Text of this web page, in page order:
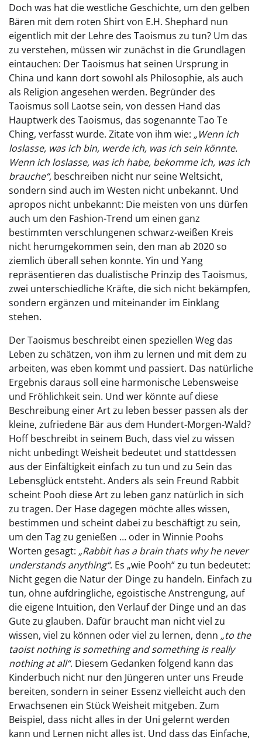
Doch was hat die westliche Geschichte, um den gelben
Bären mit dem roten Shirt von E.H. Shephard nun
eigentlich mit der Lehre des Taoismus zu tun? Um das
zu verstehen, müssen wir zunächst in die Grundlagen
eintauchen: Der Taoismus hat seinen Ursprung in
China und kann dort sowohl als Philosophie, als auch
als Religion angesehen werden. Begründer des
Taoismus soll Laotse sein, von dessen Hand das
Hauptwerk des Taoismus, das sogenannte Tao Te
Ching, verfasst wurde. Zitate von ihm wie: „Wenn ich
loslasse, was ich bin, werde ich, was ich sein könnte.
Wenn ich loslasse, was ich habe, bekomme ich, was ich
brauche“, beschreiben nicht nur seine Weltsicht,
sondern sind auch im Westen nicht unbekannt. Und
apropos nicht unbekannt: Die meisten von uns dürfen
auch um den Fashion-Trend um einen ganz
bestimmten verschlungenen schwarz-weißen Kreis
nicht herumgekommen sein, den man ab 2020 so
ziemlich überall sehen konnte. Yin und Yang
repräsentieren das dualistische Prinzip des Taoismus,
zwei unterschiedliche Kräfte, die sich nicht bekämpfen,
sondern ergänzen und miteinander im Einklang
stehen.
Der Taoismus beschreibt einen speziellen Weg das
Leben zu schätzen, von ihm zu lernen und mit dem zu
arbeiten, was eben kommt und passiert. Das natürliche
Ergebnis daraus soll eine harmonische Lebensweise
und Fröhlichkeit sein. Und wer könnte auf diese
Beschreibung einer Art zu leben besser passen als der
kleine, zufriedene Bär aus dem Hundert-Morgen-Wald?
Hoff beschreibt in seinem Buch, dass viel zu wissen
nicht unbedingt Weisheit bedeutet und stattdessen
aus der Einfältigkeit einfach zu tun und zu Sein das
Lebensglück entsteht. Anders als sein Freund Rabbit
scheint Pooh diese Art zu leben ganz natürlich in sich
zu tragen. Der Hase dagegen möchte alles wissen,
bestimmen und scheint dabei zu beschäftigt zu sein,
um den Tag zu genießen … oder in Winnie Poohs
Worten gesagt: „Rabbit has a brain thats why he never
understands anything“. Es „wie Pooh“ zu tun bedeutet:
Nicht gegen die Natur der Dinge zu handeln. Einfach zu
tun, ohne aufdringliche, egoistische Anstrengung, auf
die eigene Intuition, den Verlauf der Dinge und an das
Gute zu glauben. Dafür braucht man nicht viel zu
wissen, viel zu können oder viel zu lernen, denn „to the
taoist nothing is something and something is really
nothing at all“. Diesem Gedanken folgend kann das
Kinderbuch nicht nur den Jüngeren unter uns Freude
bereiten, sondern in seiner Essenz vielleicht auch den
Erwachsenen ein Stück Weisheit mitgeben. Zum
Beispiel, dass nicht alles in der Uni gelernt werden
kann und Lernen nicht alles ist. Und dass das Einfache,